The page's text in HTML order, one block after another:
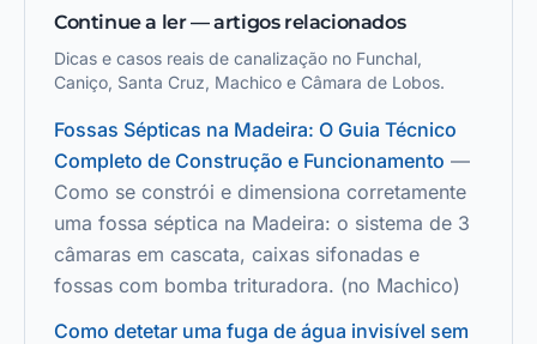
Continue a ler — artigos relacionados
Dicas e casos reais de canalização no Funchal,
Caniço, Santa Cruz, Machico e Câmara de Lobos.
Fossas Sépticas na Madeira: O Guia Técnico
Completo de Construção e Funcionamento —
Como se constrói e dimensiona corretamente
uma fossa séptica na Madeira: o sistema de 3
câmaras em cascata, caixas sifonadas e
fossas com bomba trituradora. (no Machico)
Como detetar uma fuga de água invisível sem